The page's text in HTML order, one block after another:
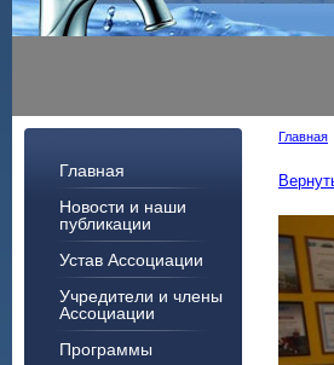
Главная
Новости и наши
публикации
Устав Ассоциации
Учредители и члены
Ассоциации
Программы
Главная